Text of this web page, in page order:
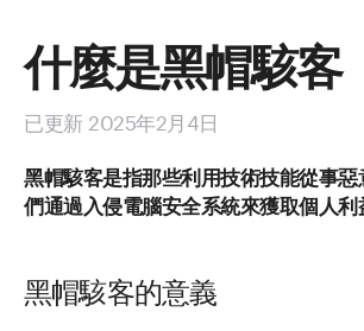
什麼是黑帽駭客
已更新 2025年2月4日
黑帽駭客是指那些利用技術技能從事
們通過入侵電腦安全系統來獲取個人利
黑帽駭客的意義